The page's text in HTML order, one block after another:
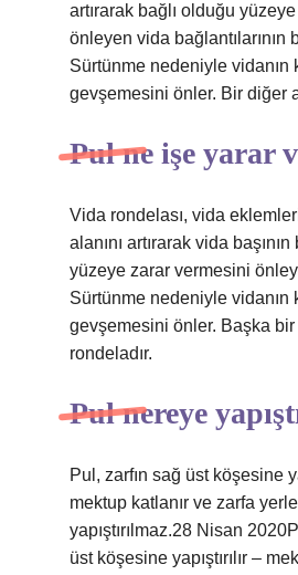
artırarak bağlı olduğu
önleyen vida bağlantılarının
Sürtünme nedeniyle vidanın
gevşemesini önler. Bir diğer
Pul ne işe yarar
Vida rondelası, vida
alanını artırarak vida
yüzeye zarar vermesini
Sürtünme nedeniyle vidanın
gevşemesini önler. Başka bir
rondeladır.
Pul nereye
Pul, zarfın sağ üst köşesine
mektup katlanır ve zarfa
yapıştırılmaz.28 Nisan
üst köşesine yapıştırılır –